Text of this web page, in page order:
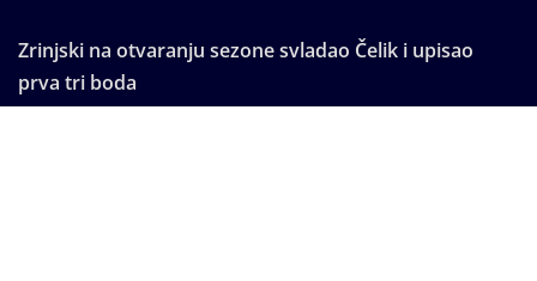
Zrinjski na otvaranju sezone svladao Čelik i upisao
prva tri boda